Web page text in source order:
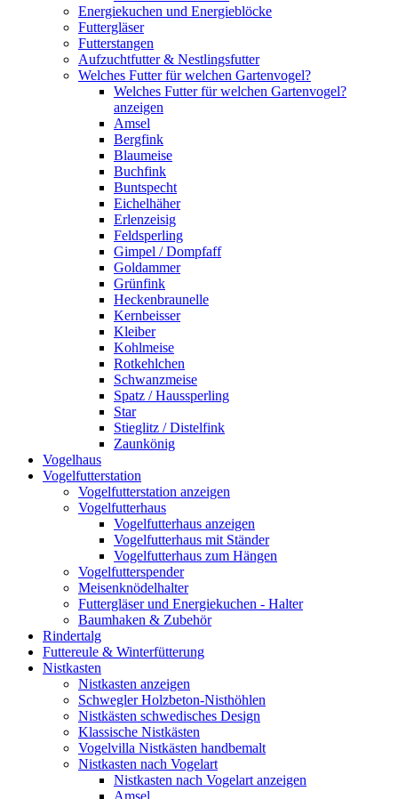
Energiekuchen und Energieblöcke
Futtergläser
Futterstangen
Aufzuchtfutter & Nestlingsfutter
Welches Futter für welchen Gartenvogel?
Welches Futter für welchen Gartenvogel?
anzeigen
Amsel
Bergfink
Blaumeise
Buchfink
Buntspecht
Eichelhäher
Erlenzeisig
Feldsperling
Gimpel / Dompfaff
Goldammer
Grünfink
Heckenbraunelle
Kernbeisser
Kleiber
Kohlmeise
Rotkehlchen
Schwanzmeise
Spatz / Haussperling
Star
Stieglitz / Distelfink
Zaunkönig
Vogelhaus
Vogelfutterstation
Vogelfutterstation anzeigen
Vogelfutterhaus
Vogelfutterhaus anzeigen
Vogelfutterhaus mit Ständer
Vogelfutterhaus zum Hängen
Vogelfutterspender
Meisenknödelhalter
Futtergläser und Energiekuchen - Halter
Baumhaken & Zubehör
Rindertalg
Futtereule & Winterfütterung
Nistkasten
Nistkasten anzeigen
Schwegler Holzbeton-Nisthöhlen
Nistkästen schwedisches Design
Klassische Nistkästen
Vogelvilla Nistkästen handbemalt
Nistkasten nach Vogelart
Nistkasten nach Vogelart anzeigen
Amsel